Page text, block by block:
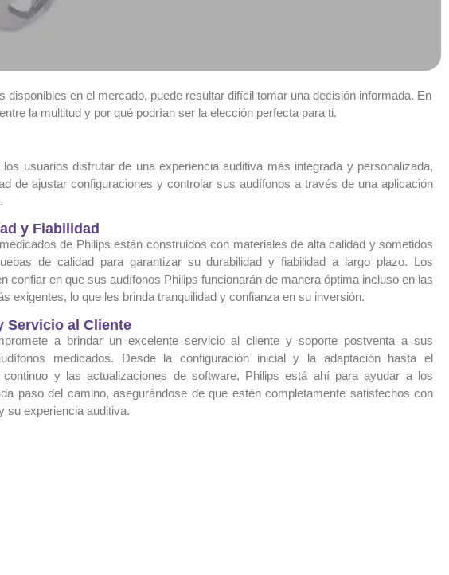
en el mercado, puede resultar difícil tomar una decisión informada. En
la multitud y por qué podrían ser la elección perfecta para ti.
usuarios disfrutar de una experiencia auditiva más integrada y personalizada,
de ajustar configuraciones y controlar sus audífonos a través de una aplicación
y Fiabilidad
de Philips están construidos con materiales de alta calidad y sometidos
de calidad para garantizar su durabilidad y fiabilidad a largo plazo. Los
confiar en que sus audífonos Philips funcionarán de manera óptima incluso en las
exigentes, lo que les brinda tranquilidad y confianza en su inversión.
Servicio al Cliente
a brindar un excelente servicio al cliente y soporte postventa a sus
medicados. Desde la configuración inicial y la adaptación hasta el
continuo y las actualizaciones de software, Philips está ahí para ayudar a los
paso del camino, asegurándose de que estén completamente satisfechos con
su experiencia auditiva.